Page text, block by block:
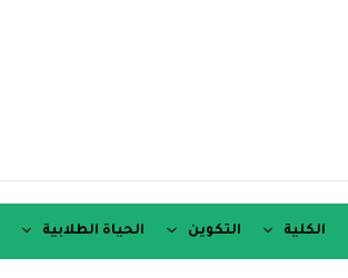
الكلية التكوين الحياة الطلابية